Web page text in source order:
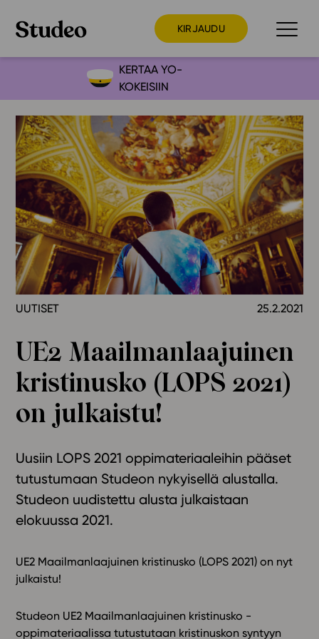
KIRJAUDU
Preppaaja
Opettaja
Opiskelija
Huoltaja
Kokeilutarjous
Ainstain
Alakoulu
Yläkoulu
Lukio
Ominaisuudet
Tapahtumakalenteri
Webinaari­tallenteet
Suosittelut
Ohjevideot
Oppikirjailijat
Tiimi
Tietoa meistä
Tilaa uutiskirje
KERTAA YO-
KOKEISIIN
UUTISET 25.2.2021
UE2 Maailmanlaajuinen
kristinusko (LOPS 2021)
on julkaistu!
Uusiin LOPS 2021 oppimateriaaleihin pääset
tutustumaan Studeon nykyisellä alustalla.
Studeon uudistettu alusta julkaistaan
elokuussa 2021.
UE2 Maailmanlaajuinen kristinusko (LOPS 2021) on nyt
julkaistu!
Studeon UE2 Maailmanlaajuinen kristinusko -
oppimateriaalissa tutustutaan kristinuskon syntyyn